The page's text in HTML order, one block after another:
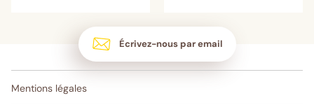
Écrivez-nous par email
Mentions légales